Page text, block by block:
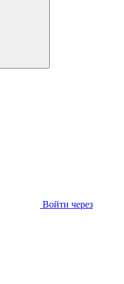
Войти через